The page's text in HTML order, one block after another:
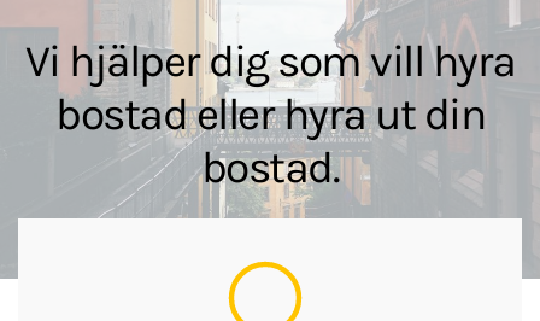
Vi hjälper dig som vill hyra
bostad eller hyra ut din
bostad.